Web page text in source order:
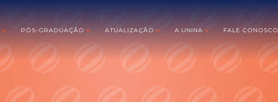
PÓS-GRADUAÇÃO ATUALIZAÇÃO A UNINA FALE CONOSCO